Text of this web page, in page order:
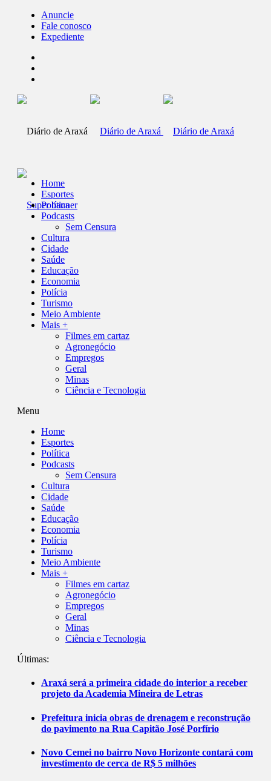
Anuncie
Fale conosco
Expediente
Home
Esportes
Política
Podcasts
Sem Censura
Cultura
Cidade
Saúde
Educação
Economia
Polícia
Turismo
Meio Ambiente
Mais +
Filmes em cartaz
Agronegócio
Empregos
Geral
Minas
Ciência e Tecnologia
Menu
Home
Esportes
Política
Podcasts
Sem Censura
Cultura
Cidade
Saúde
Educação
Economia
Polícia
Turismo
Meio Ambiente
Mais +
Filmes em cartaz
Agronegócio
Empregos
Geral
Minas
Ciência e Tecnologia
Últimas:
Araxá será a primeira cidade do interior a receber
projeto da Academia Mineira de Letras
Prefeitura inicia obras de drenagem e reconstrução
do pavimento na Rua Capitão José Porfírio
Novo Cemei no bairro Novo Horizonte contará com
investimento de cerca de R$ 5 milhões